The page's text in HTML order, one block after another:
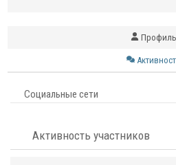
Профиль
Социальные сети
Активность участников